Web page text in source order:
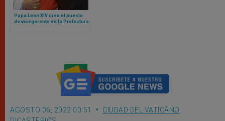
Papa León XIV crea el puesto
de vicegerente de la Prefectura
AGOSTO 06, 2022 00:51 CIUDAD DEL VATICANO